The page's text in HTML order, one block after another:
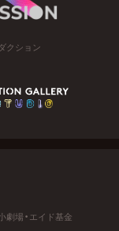
クション
劇場・エイド基金